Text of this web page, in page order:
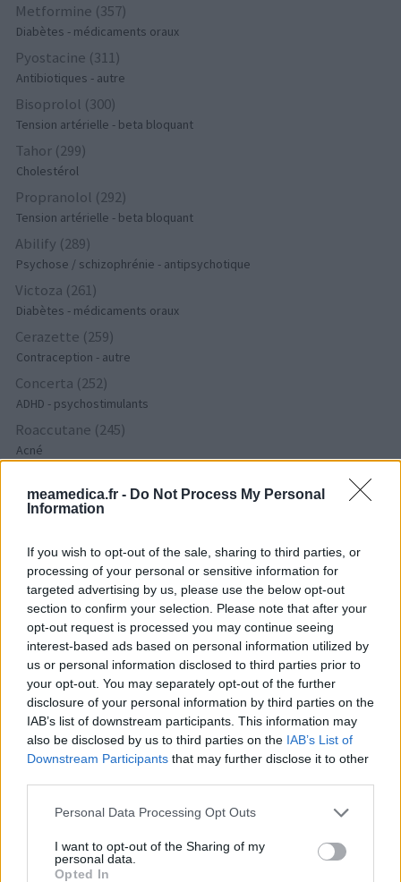
meamedica.fr - Do Not Process My Personal
Information
If you wish to opt-out of the sale, sharing to third parties, or
processing of your personal or sensitive information for
targeted advertising by us, please use the below opt-out
section to confirm your selection. Please note that after your
opt-out request is processed you may continue seeing
interest-based ads based on personal information utilized by
us or personal information disclosed to third parties prior to
your opt-out. You may separately opt-out of the further
disclosure of your personal information by third parties on the
IAB’s list of downstream participants. This information may
also be disclosed by us to third parties on the IAB’s List of
Downstream Participants that may further disclose it to other
Personal Data Processing Opt Outs
I want to opt-out of the Sharing of my
personal data.
Opted In
Metformine (357)
Diabètes - médicaments oraux
Pyostacine (311)
Antibiotiques - autre
Bisoprolol (300)
Tension artérielle - beta bloquant
Tahor (299)
Cholestérol
Propranolol (292)
Tension artérielle - beta bloquant
Abilify (289)
Psychose / schizophrénie - antipsychotique
Victoza (261)
Diabètes - médicaments oraux
Cerazette (259)
Contraception - autre
Concerta (252)
ADHD - psychostimulants
Roaccutane (245)
Acné
Epilepsie
Laroxyl (239)
Dépression - antidépresseurs TCA
Risperdal (230)
Psychose / schizophrénie - antipsychotique
Les évaluations de cette page sont écrites par les utilisateurs
eux-mêmes ; ces avis sont d’abord lus, et éventuellement
adaptés afin de répondre à nos standards en ce qui concerne
l’évaluation d’un médicament, avant d’être approuvés. Pour
reflètent seulement une image fidèle des expériences propres
N’oubliez-pas que les expériences peuvent varier selon les
individus et que pour tout avis médical, il faut toujours prendre